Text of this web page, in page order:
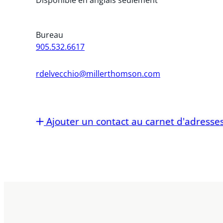
Bureau
905.532.6617
rdelvecchio@millerthomson.com
Ajouter un contact au carnet